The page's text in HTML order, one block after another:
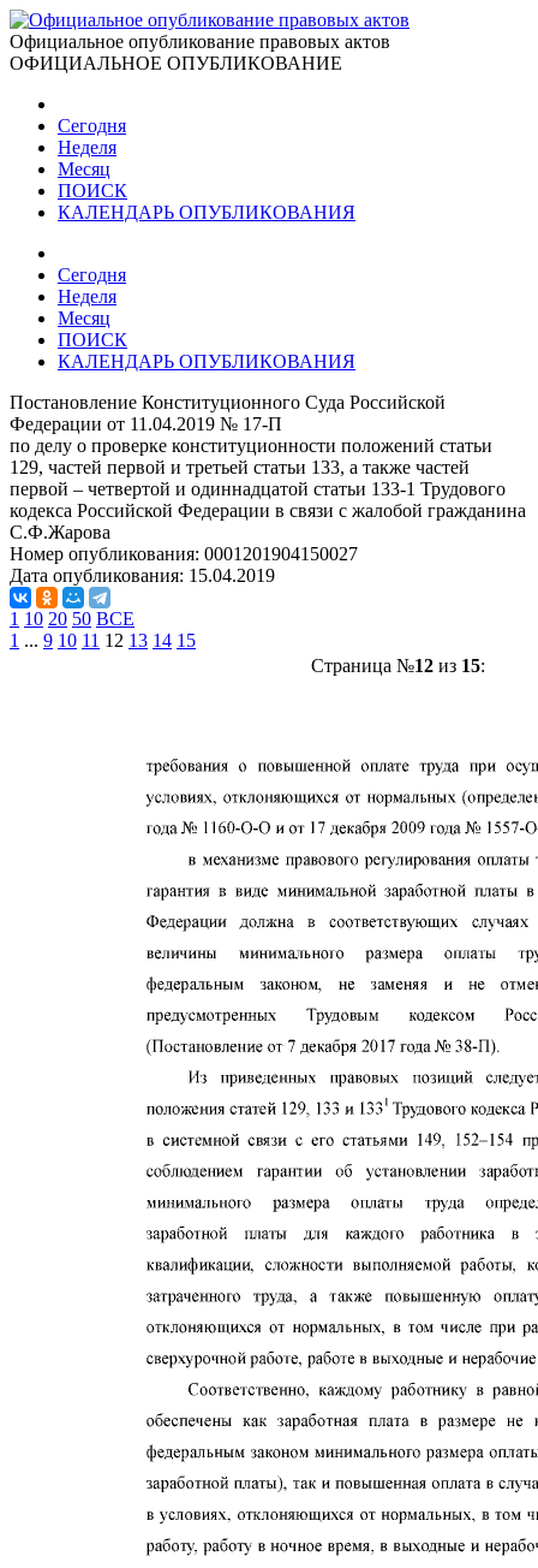
Официальное опубликование правовых актов
ОФИЦИАЛЬНОЕ ОПУБЛИКОВАНИЕ
Сегодня
Неделя
Месяц
ПОИСК
КАЛЕНДАРЬ ОПУБЛИКОВАНИЯ
Сегодня
Неделя
Месяц
ПОИСК
КАЛЕНДАРЬ ОПУБЛИКОВАНИЯ
Постановление Конституционного Суда Российской
Федерации от 11.04.2019 № 17-П
по делу о проверке конституционности положений статьи
129, частей первой и третьей статьи 133, а также частей
первой – четвертой и одиннадцатой статьи 133-1 Трудового
кодекса Российской Федерации в связи с жалобой гражданина
С.Ф.Жарова
Номер опубликования: 0001201904150027
Дата опубликования: 15.04.2019
1 10 20 50 ВСЕ
1 ... 9 10 11 12 13 14 15
Страница №12из 15: